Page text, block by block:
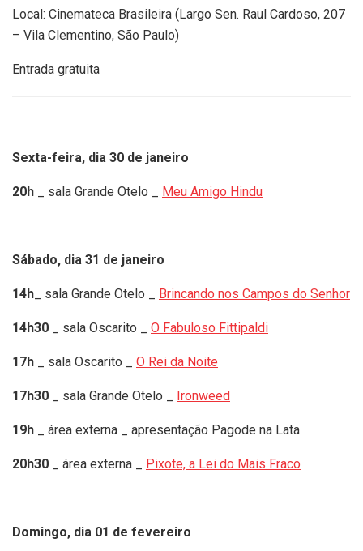
Local: Cinemateca Brasileira (Largo Sen. Raul Cardoso, 207
– Vila Clementino, São Paulo)
Entrada gratuita
Sexta-feira, dia 30 de janeiro
20h _ sala Grande Otelo _ Meu Amigo Hindu
Sábado, dia 31 de janeiro
14h _ sala Grande Otelo _ Brincando nos Campos do Senhor
14h30 _ sala Oscarito _ O Fabuloso Fittipaldi
17h _ sala Oscarito _ O Rei da Noite
17h30 _ sala Grande Otelo _ Ironweed
19h _ área externa _ apresentação Pagode na Lata
20h30 _ área externa _ Pixote, a Lei do Mais Fraco
Domingo, dia 01 de fevereiro